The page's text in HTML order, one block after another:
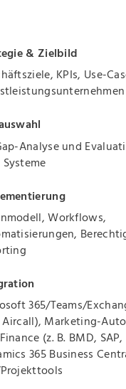
& Zielbild
KPIs, Use-
Analyse und
Systeme
Workflows,
365/Teams/
Aircall), Marketing-
Finance (z. B. BMD,
365 Business
Projekttools